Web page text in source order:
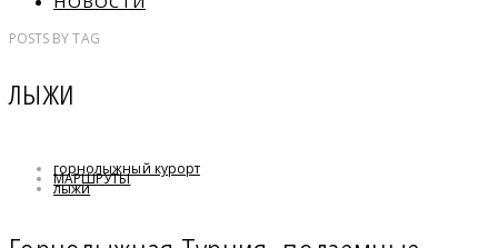
POSTS BYTAG
лыжи
МАРШРУТЫ
горнолыжный курорт
лыжи